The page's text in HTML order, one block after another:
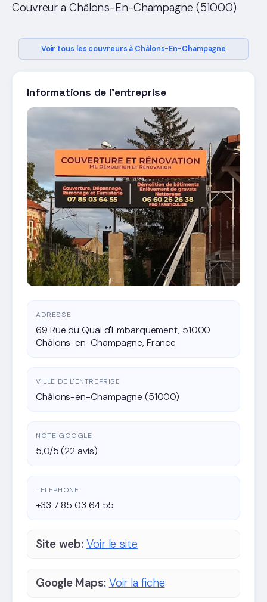
Couvreur a Châlons-En-Champagne (51000)
Voir tous les couvreurs à Châlons-En-Champagne
Informations de l'entreprise
ADRESSE
69 Rue du Quai d'Embarquement, 51000
Châlons-en-Champagne, France
VILLE DE L'ENTREPRISE
Châlons-en-Champagne (51000)
NOTE GOOGLE
5,0/5 (22 avis)
TELEPHONE
+33 7 85 03 64 55
Site web: Voir le site
Google Maps: Voir la fiche